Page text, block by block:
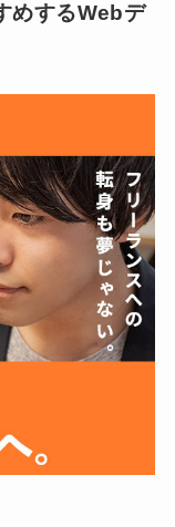
めするWebデ